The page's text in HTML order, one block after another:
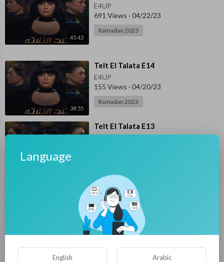
45:43
E4UP
691 Views · 04/22/23
Ramadan 2023
38:55
⁣Telt El Talata E14
E4UP
155 Views · 04/20/23
Ramadan 2023
⁣Telt El Talata E13
35:35
⁣Telt El Talata E12
E4UP
238 Views·04/18/23
Ramadan 2023
⁣Telt El Talata E11
Language
English Arabic